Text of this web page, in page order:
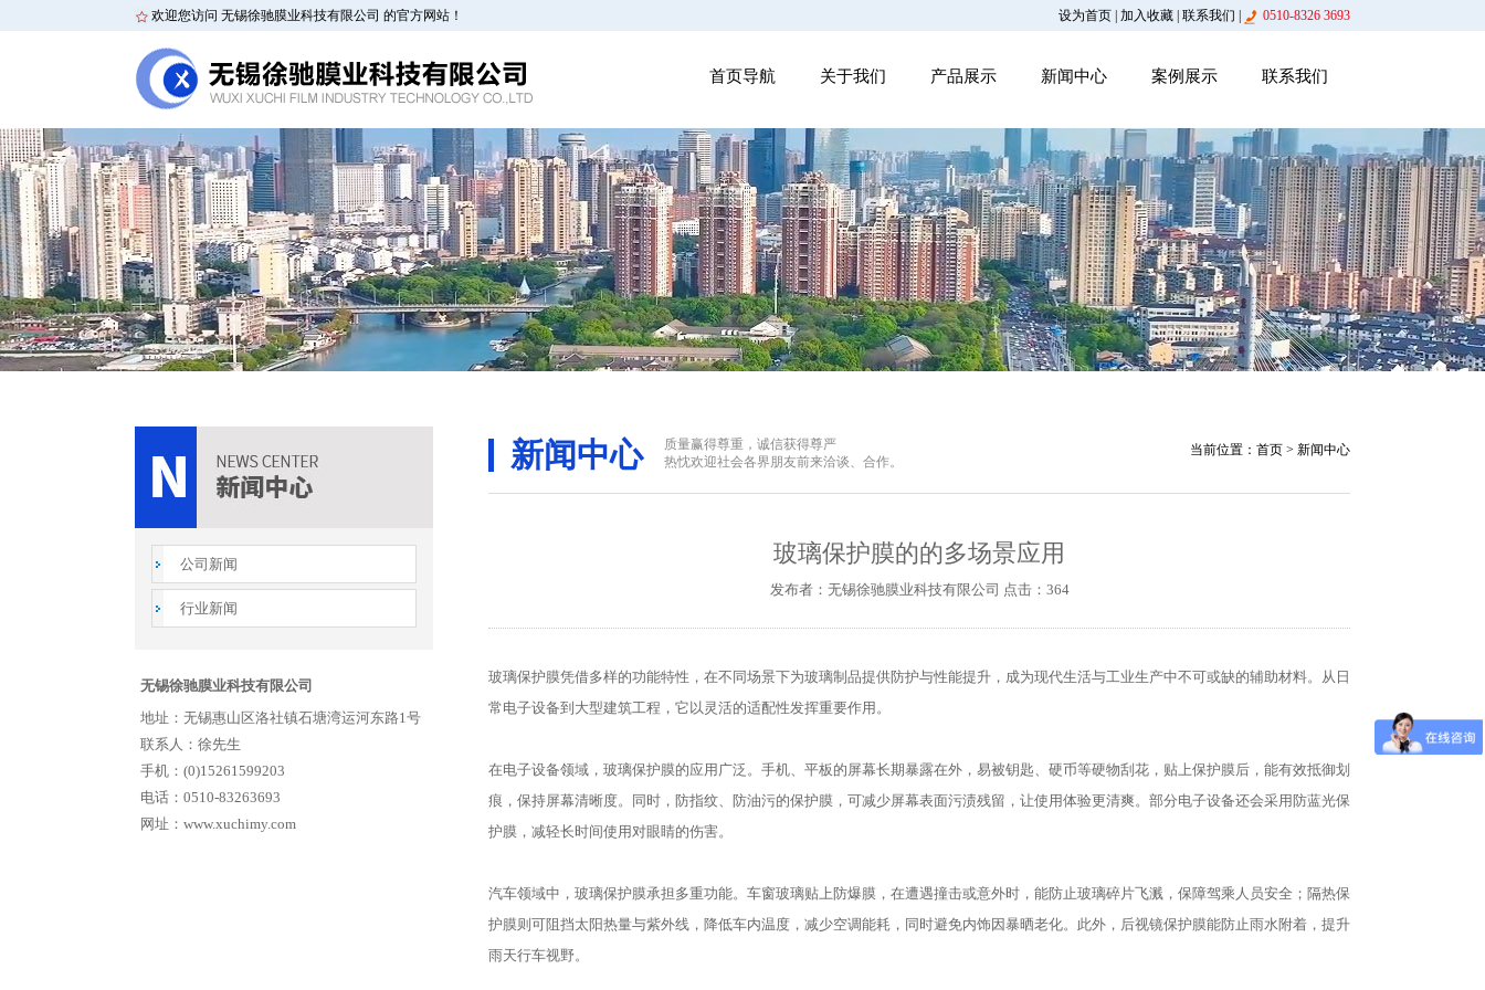
欢迎您访问 无锡徐驰膜业科技有限公司 的官方网站！ 设为首页 加入收藏 联系我们 0510-8326 3693
首页导航 关于我们 产品展示 新闻中心 案例展示 联系我们
公司新闻
行业新闻
无锡徐驰膜业科技有限公司
地址：无锡惠山区洛社镇石塘湾运河东路1号
联系人：徐先生
手机：(0)15261599203
电话：0510-83263693
网址：www.xuchimy.com
新闻中心
质量赢得尊重，诚信获得尊严
热忱欢迎社会各界朋友前来洽谈、合作。
当前位置： 首页 > 新闻中心
玻璃保护膜的的多场景应用
发布者：无锡徐驰膜业科技有限公司 点击：364
玻璃保护膜凭借多样的功能特性，在不同场景下为玻璃制品提供防护与性能提升，成为现代生活与工业生产中不可或缺的辅助材料。从日
常电子设备到大型建筑工程，它以灵活的适配性发挥重要作用。
在电子设备领域，玻璃保护膜的应用广泛。手机、平板的屏幕长期暴露在外，易被钥匙、硬币等硬物刮花，贴上保护膜后，能有效抵御划
痕，保持屏幕清晰度。同时，防指纹、防油污的保护膜，可减少屏幕表面污渍残留，让使用体验更清爽。部分电子设备还会采用防蓝光保
护膜，减轻长时间使用对眼睛的伤害。
汽车领域中，玻璃保护膜承担多重功能。车窗玻璃贴上防爆膜，在遭遇撞击或意外时，能防止玻璃碎片飞溅，保障驾乘人员安全；隔热保
护膜则可阻挡太阳热量与紫外线，降低车内温度，减少空调能耗，同时避免内饰因暴晒老化。此外，后视镜保护膜能防止雨水附着，提升
雨天行车视野。